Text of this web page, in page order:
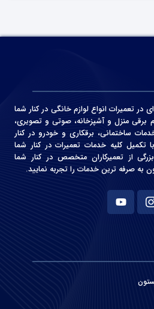
دهه 70 با تجربه ای در تعمیرات انواع لوازم خانگی در کنار شما
برقی منزل و آشپزخانه، صوتی و‌ تصویری،
ساختمانی، برقکاری و خودرو در کنار
کلیه خدمات تعمیرات در کنار شما
از تعمیرکاران متخصص در کنار شما
به صرفه ترین خدمات را تجربه نمایید.